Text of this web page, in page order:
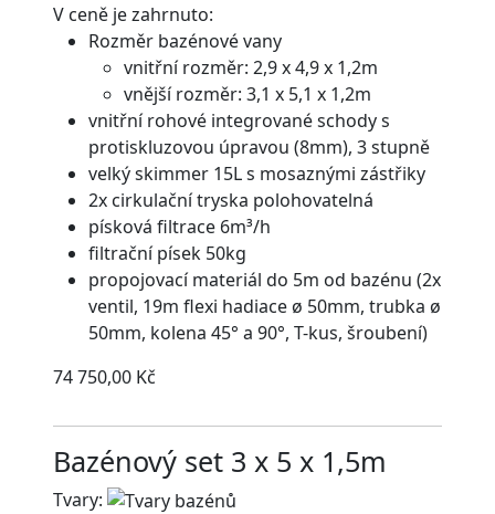
V ceně je zahrnuto:
Rozměr bazénové vany
vnitřní rozměr: 2,9 x 4,9 x 1,2m
vnější rozměr: 3,1 x 5,1 x 1,2m
vnitřní rohové integrované schody s
protiskluzovou úpravou (8mm), 3 stupně
velký skimmer 15L s mosaznými zástřiky
2x cirkulační tryska polohovatelná
písková filtrace 6m³/h
filtrační písek 50kg
propojovací materiál do 5m od bazénu (2x
ventil, 19m flexi hadiace ø 50mm, trubka ø
50mm, kolena 45° a 90°, T-kus, šroubení)
74 750,00 Kč
Bazénový set 3 x 5 x 1,5m
Tvary: